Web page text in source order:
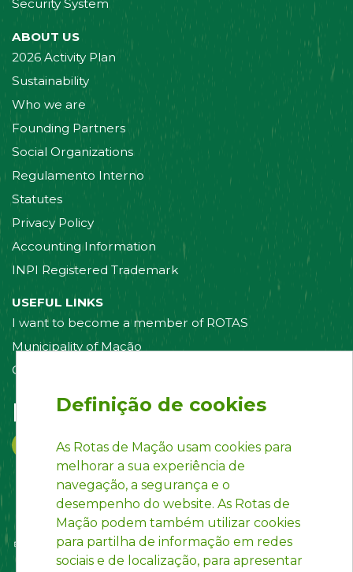
Security System
ABOUT US
2026 Activity Plan
Sustainability
Who we are
Founding Partners
Social Organizations
Regulamento Interno
Statutes
Privacy Policy
Accounting Information
INPI Registered Trademark
USEFUL LINKS
I want to become a member of ROTAS
Municipality of Mação
Contact us
Follow us on:
Definição de cookies
As Rotas de Mação usam cookies para
melhorar a sua experiência de
navegação, a segurança e o
desempenho do website. As Rotas de
Mação podem também utilizar cookies
para partilha de informação em redes
sociais e de localização, para apresentar